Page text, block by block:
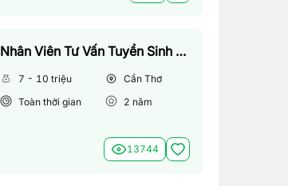
Nhân Viên Tư Vấn Tuyển Sinh (Làm Việc Tại Văn Phòng)
7 - 10 triệu
Cần Thơ
Toàn thời gian
2 năm
13744